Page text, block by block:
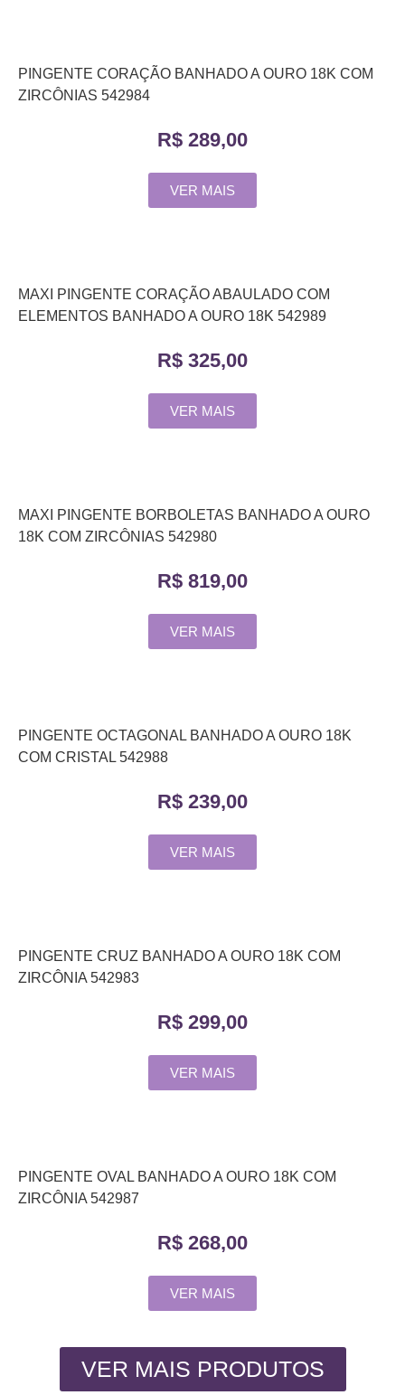
PINGENTE CORAÇÃO BANHADO A OURO 18K COM
ZIRCÔNIAS 542984
R$ 289,00
VER MAIS
MAXI PINGENTE CORAÇÃO ABAULADO COM
ELEMENTOS BANHADO A OURO 18K 542989
R$ 325,00
VER MAIS
MAXI PINGENTE BORBOLETAS BANHADO A OURO
18K COM ZIRCÔNIAS 542980
R$ 819,00
VER MAIS
PINGENTE OCTAGONAL BANHADO A OURO 18K
COM CRISTAL 542988
R$ 239,00
VER MAIS
PINGENTE CRUZ BANHADO A OURO 18K COM
ZIRCÔNIA 542983
R$ 299,00
VER MAIS
PINGENTE OVAL BANHADO A OURO 18K COM
ZIRCÔNIA 542987
R$ 268,00
VER MAIS
VER MAIS PRODUTOS